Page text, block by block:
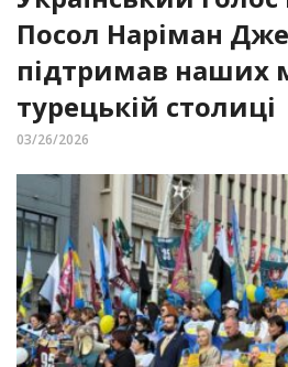
Посол Наріман
підтримав наших
турецькій столиці
03/26/2026